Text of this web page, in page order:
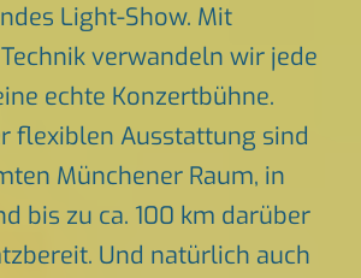
Light-Show. Mit
verwandeln wir jede
echte Konzertbühne.
flexiblen Ausstattung sind
Münchener Raum, in
bis zu ca. 100 km darüber
Und natürlich auch